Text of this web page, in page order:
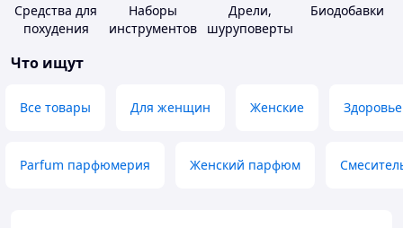
Средства для
похудения
Наборы
инструментов
Дрели,
шуруповерты
Биодобавки
Что ищут
Все товары Для женщин Женские Здоровье
Parfum парфюмерия Женский парфюм